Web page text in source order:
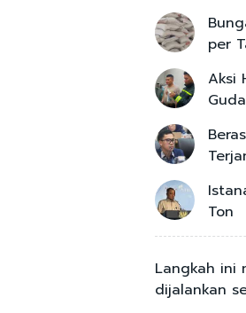
per
Aksi
Ton
Langkah ini
dijalankan